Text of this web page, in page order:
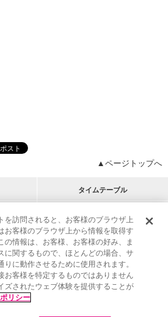
▲ページトップへ
タイムテーブル
チャート
M-ON!
RECOMMEND
リクエスト
ーション | プレゼント&ご招待
（エムオン!）とは？ | サポート
| エムオン!友の会 | クッキーの詳細
を訪問されると、お客様のブラウザ上
お客様のブラウザ上から情報を取得す
の情報は、お客様、お客様の好み、ま
に関するもので、ほとんどの場合、サ
りに動作させるために使用されます。
お客様を特定するものではありません
ズされたウェブ体験を提供することが
リシー